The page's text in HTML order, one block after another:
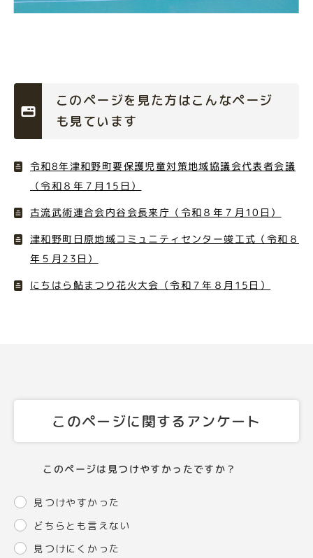
このページを見た方はこんなページ
も見ています
令和8年津和野町要保護児童対策地域協議会代表者会議
（令和８年７月15日）
古流武術連合会内谷会長来庁（令和８年７月10日）
津和野町日原地域コミュニティセンター竣工式（令和８
年５月23日）
にちはら鮎まつり花火大会（令和７年８月15日）
このページに関するアンケート
このページは見つけやすかったですか？
見つけやすかった
どちらとも言えない
見つけにくかった